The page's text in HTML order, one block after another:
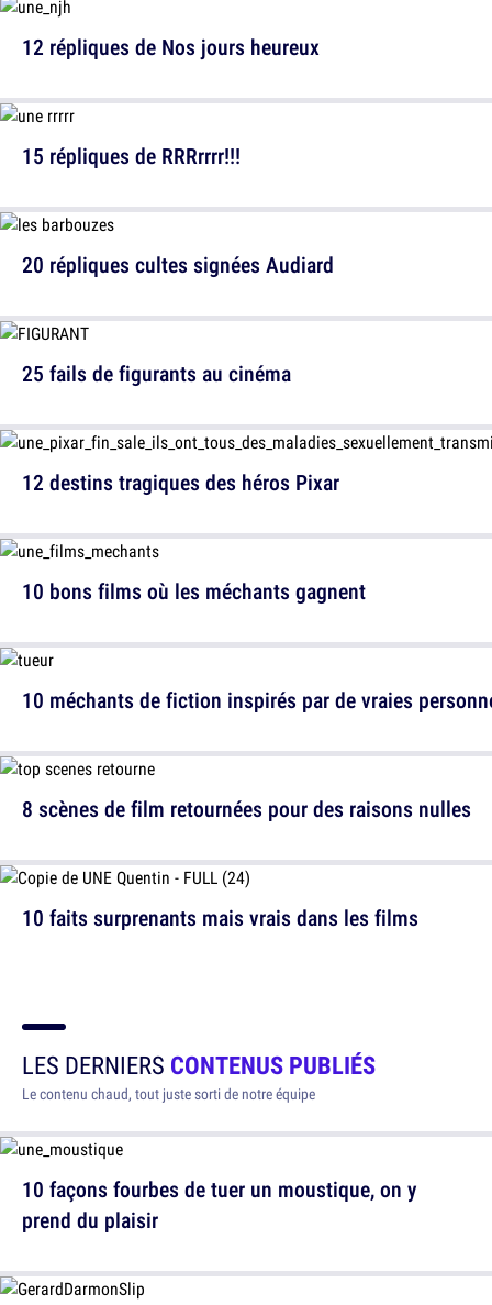
12 répliques de Nos jours heureux
20 répliques cultes signées Audiard
12 destins tragiques des héros Pixar
10 méchants de fiction inspirés par de vraies
10 faits surprenants mais vrais dans les films
15 répliques de RRRrrrr!!!
25 fails de figurants au cinéma
10 bons films où les méchants gagnent
8 scènes de film retournées pour des raisons nulles
LES DERNIERS CONTENUS PUBLIÉS
Le contenu chaud, tout juste sorti de notre équipe
10 façons fourbes de tuer un moustique, on y
prend du plaisir